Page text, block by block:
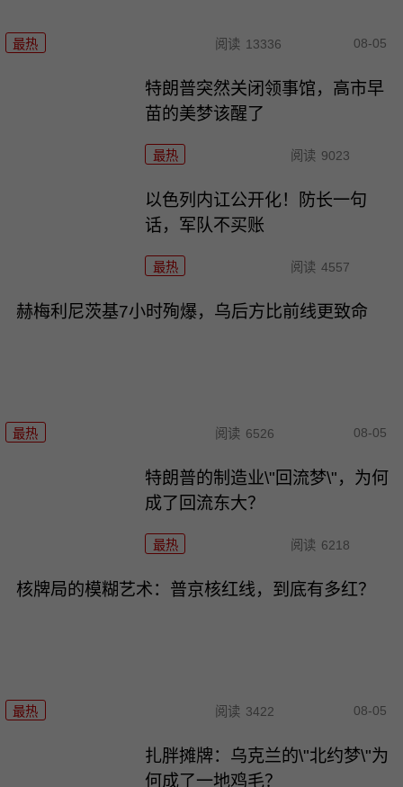
最热 阅读 13336 08-05
特朗普突然关闭领事馆，高市早
苗的美梦该醒了
最热 阅读 9023
以色列内讧公开化！防长一句
话，军队不买账
最热 阅读 4557
赫梅利尼茨基7小时殉爆，乌后方比前线更致命
最热 阅读 6526 08-05
特朗普的制造业\"回流梦\"，为何
成了回流东大？
最热 阅读 6218
核牌局的模糊艺术：普京核红线，到底有多红？
最热 阅读 3422 08-05
扎胖摊牌：乌克兰的\"北约梦\"为
何成了一地鸡毛？